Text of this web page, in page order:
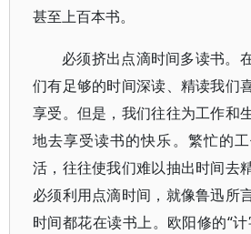
甚至上百本书。
必须挤出点滴时间多读书。
们有足够的时间深读、精读我们
享受。但是，我们往往为工作和
地去享受读书的快乐。繁忙的
活，往往使我们难以抽出时间去
必须利用点滴时间，就像鲁迅所
时间都花在读书上。欧阳修的“